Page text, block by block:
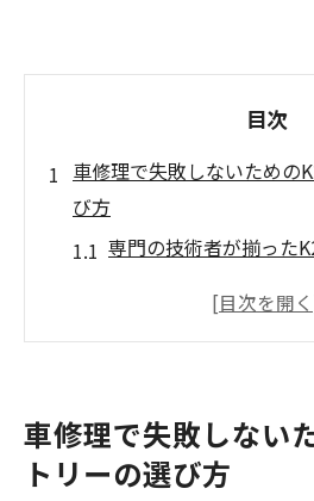
目次
車修理で失敗しないための
び方
専門の技術者が揃った
お客様の声から見るK2
車修理の知識を持つス
安心の保証制度で車修
車修理で失敗しない
トリーの選び方